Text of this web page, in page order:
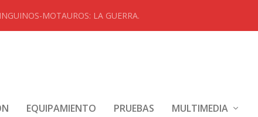
MOTAUROS: LA GUERRA.
EQUIPAMIENTO PRUEBAS MULTIMEDIA